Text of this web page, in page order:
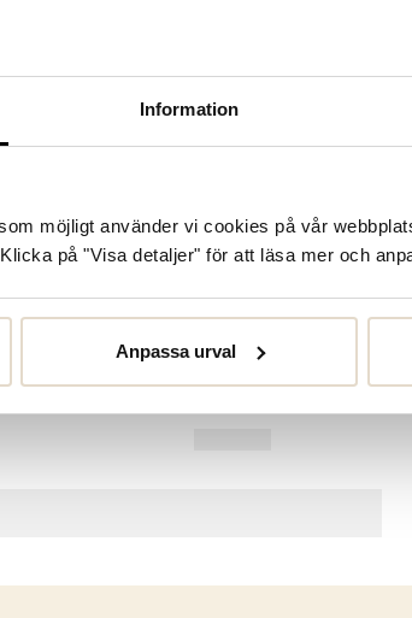
Information
möjligt använder vi cookies på vår
på "Visa detaljer" för att läsa mer och
Anpassa urval